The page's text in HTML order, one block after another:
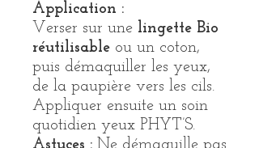
Application :
Verser sur une lingette Bio
réutilisable ou un coton,
puis démaquiller les yeux,
de la paupière vers les cils.
Appliquer ensuite un soin
quotidien yeux PHYT’S.
Astuces : Ne démaquille pas